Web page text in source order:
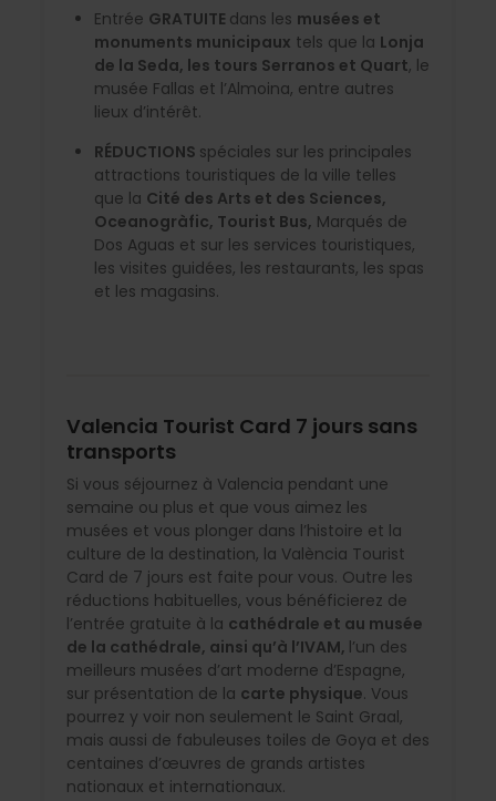
Entrée GRATUITE dans les musées et
monuments municipaux tels que la Lonja
de la Seda, les tours Serranos et Quart, le
musée Fallas et l’Almoina, entre autres
lieux d’intérêt.
RÉDUCTIONS spéciales sur les principales
attractions touristiques de la ville telles
que la Cité des Arts et des Sciences,
Oceanogràfic, Tourist Bus, Marqués de
Dos Aguas et sur les services touristiques,
les visites guidées, les restaurants, les spas
et les magasins.
Valencia Tourist Card 7 jours sans
transports
Si vous séjournez à Valencia pendant une
semaine ou plus et que vous aimez les
musées et vous plonger dans l’histoire et la
culture de la destination, la València Tourist
Card de 7 jours est faite pour vous. Outre les
réductions habituelles, vous bénéficierez de
l’entrée gratuite à la cathédrale et au musée
de la cathédrale, ainsi qu’à l’IVAM, l’un des
meilleurs musées d’art moderne d’Espagne,
sur présentation de la carte physique. Vous
pourrez y voir non seulement le Saint Graal,
mais aussi de fabuleuses toiles de Goya et des
centaines d’œuvres de grands artistes
nationaux et internationaux.